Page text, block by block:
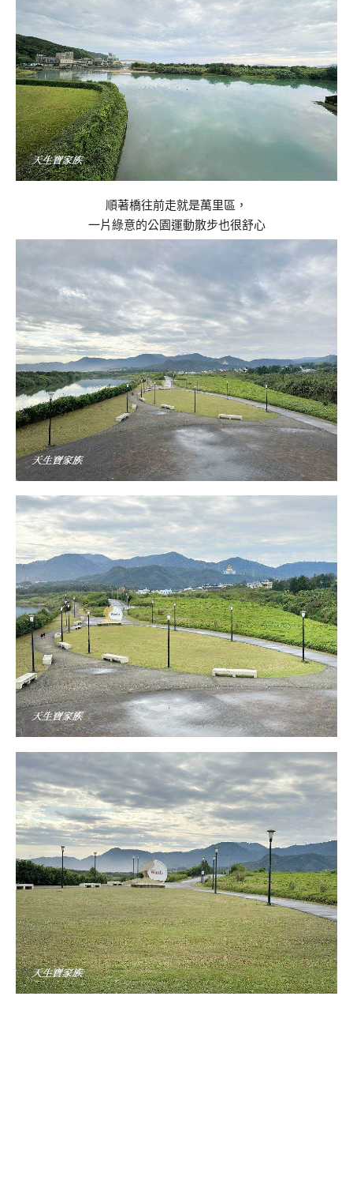
順著橋往前走就是萬里區，
一片綠意的公園運動散步也很舒心